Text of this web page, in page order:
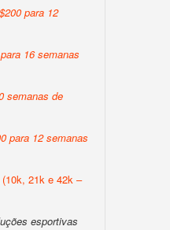
para 12
16 semanas
semanas de
para 12 semanas
(10k, 21k e 42k –
esportivas